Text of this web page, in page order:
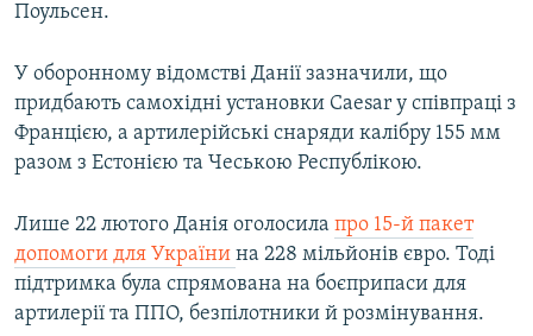
Поульсен.
У оборонному відомстві Данії зазначили, що
придбають самохідні установки Caesar у співпраці з
Францією, а артилерійські снаряди калібру 155 мм
разом з Естонією та Чеською Республікою.
Лише 22 лютого Данія оголосила про 15-й пакет
допомоги для України на 228 мільйонів євро. Тоді
підтримка була спрямована на боєприпаси для
артилерії та ППО, безпілотники й розмінування.